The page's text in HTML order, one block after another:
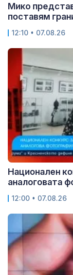
Мико
поставям
12:10 • 07.08.26
Национален
аналоговата
12:00 • 07.08.26